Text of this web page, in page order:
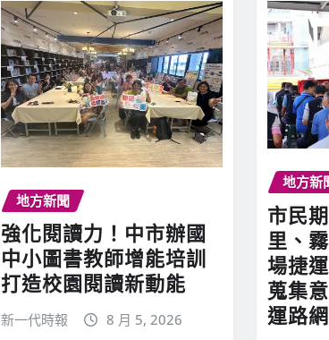
地方新聞
強化閱讀力！中市辦國
中小圖書教師增能培訓
打造校園閱讀新動能
新一代時報 8 月 5, 2026
地方新
市民
里、
場捷
蒐集
運路網